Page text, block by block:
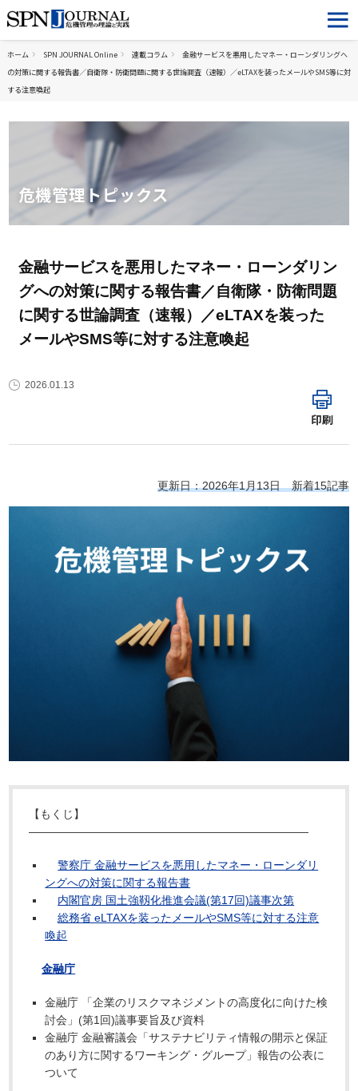
ホーム SPN JOURNAL Online 連載コラム
金融サービスを悪用したマネー・ローンダリングへ
の対策に関する報告書／自衛隊・防衛問題に関する世論調査（速報）／eLTAXを装ったメールやSMS等に対
する注意喚起
危機管理トピックス
金融サービスを悪用したマネー・ローンダリン
グへの対策に関する報告書／自衛隊・防衛問題
に関する世論調査（速報）／eLTAXを装った
メールやSMS等に対する注意喚起
2026.01.13
印刷
更新日：2026年1月13日 新着15記事
【もくじ】
―――――――――――――――――――――――――
警察庁 金融サービスを悪用したマネー・ローンダリ
ングへの対策に関する報告書
内閣官房 国土強靱化推進会議(第17回)議事次第
総務省 eLTAXを装ったメールやSMS等に対する注意
喚起
金融庁
金融庁 「企業のリスクマネジメントの高度化に向けた検
討会」(第1回)議事要旨及び資料
金融庁 金融審議会「サステナビリティ情報の開示と保証
のあり方に関するワーキング・グループ」報告の公表に
ついて